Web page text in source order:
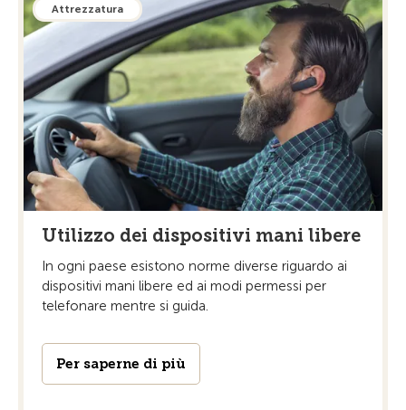
Attrezzatura
Utilizzo dei dispositivi mani libere
In ogni paese esistono norme diverse riguardo ai
dispositivi mani libere ed ai modi permessi per
telefonare mentre si guida.
Per saperne di più